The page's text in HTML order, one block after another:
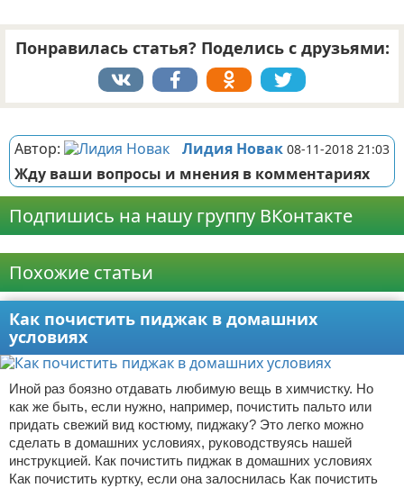
Понравилась статья? Поделись с друзьями:
Автор: Лидия Новак 08-11-2018 21:03
Жду ваши вопросы и мнения в комментариях
Подпишись на нашу группу ВКонтакте
Похожие статьи
Как почистить пиджак в домашних
условиях
Иной раз боязно отдавать любимую вещь в химчистку. Но
как же быть, если нужно, например, почистить пальто или
придать свежий вид костюму, пиджаку? Это легко можно
сделать в домашних условиях, руководствуясь нашей
инструкцией. Как почистить пиджак в домашних условиях
Как почистить куртку, если она залоснилась Как почистить